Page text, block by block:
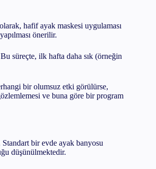
hafif ayak maskesi uygulaması
önerilir.
süreçte, ilk hafta daha sık (örneğin
bir olumsuz etki görülürse,
ve buna göre bir program
bir evde ayak banyosu
düşünülmektedir.